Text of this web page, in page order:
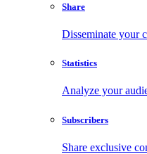
Share
Disseminate your
Statistics
Analyze your
Subscribers
Share exclusive